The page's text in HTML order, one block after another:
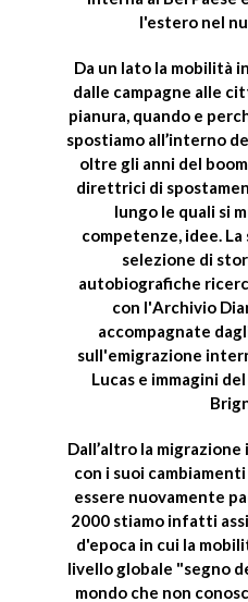
l'esteronel
Da un lato la mobilità
dalle campagne alle
pianura, quando e
spostiamo all’interno
oltre gli anni del
direttrici di
lungo le quali si
competenze, idee.
selezione di
autobiografiche
con l'Archivio
accompagnate
sull'emigrazione
Lucas e immagini
Dall’altro la migrazione
con i suoi
essere nuovamente
2000 stiamo infatti
d'epoca in cui la
livello globale "segno
mondo che non